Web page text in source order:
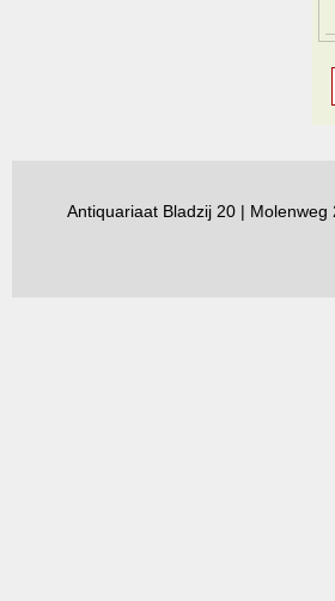
Antiquariaat Bladzij 20 |